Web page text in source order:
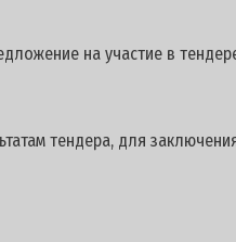
на участие в
тендера, для